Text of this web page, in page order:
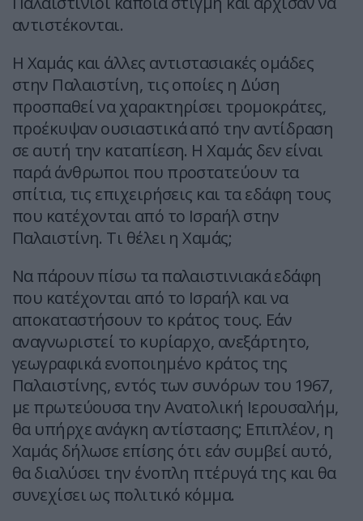
αντιστέκονται.
Η Χαμάς και άλλες αντιστασιακές ομάδες
στην Παλαιστίνη, τις οποίες η Δύση
προσπαθεί να χαρακτηρίσει τρομοκράτες,
προέκυψαν ουσιαστικά από την αντίδραση
σε αυτή την καταπίεση. Η Χαμάς δεν είναι
παρά άνθρωποι που προστατεύουν τα
σπίτια, τις επιχειρήσεις και τα εδάφη τους
που κατέχονται από το Ισραήλ στην
Παλαιστίνη. Τι θέλει η Χαμάς;
Να πάρουν πίσω τα παλαιστινιακά εδάφη
που κατέχονται από το Ισραήλ και να
αποκαταστήσουν το κράτος τους. Εάν
αναγνωριστεί το κυρίαρχο, ανεξάρτητο,
γεωγραφικά ενοποιημένο κράτος της
Παλαιστίνης, εντός των συνόρων του 1967,
με πρωτεύουσα την Ανατολική Ιερουσαλήμ,
θα υπήρχε ανάγκη αντίστασης; Επιπλέον, η
Χαμάς δήλωσε επίσης ότι εάν συμβεί αυτό,
θα διαλύσει την ένοπλη πτέρυγά της και θα
συνεχίσει ως πολιτικό κόμμα.